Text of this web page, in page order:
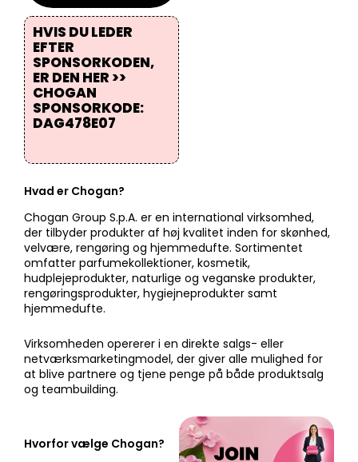
HVIS DU LEDER
EFTER
SPONSORKODEN,
ER DEN HER >>
CHOGAN
SPONSORKODE:
DAG478E07
Hvad er Chogan?
Chogan Group S.p.A. er en international virksomhed,
der tilbyder produkter af høj kvalitet inden for skønhed,
velvære, rengøring og hjemmedufte. Sortimentet
omfatter parfumekollektioner, kosmetik,
hudplejeprodukter, naturlige og veganske produkter,
rengøringsprodukter, hygiejneprodukter samt
hjemmedufte.
Virksomheden opererer i en direkte salgs- eller
netværksmarketingmodel, der giver alle mulighed for
at blive partnere og tjene penge på både produktsalg
og teambuilding.
Hvorfor vælge Chogan?